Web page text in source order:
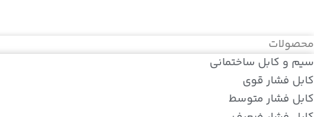
محصولات
سیم و کابل ساختمانی
کابل فشار قوی
کابل فشار متوسط